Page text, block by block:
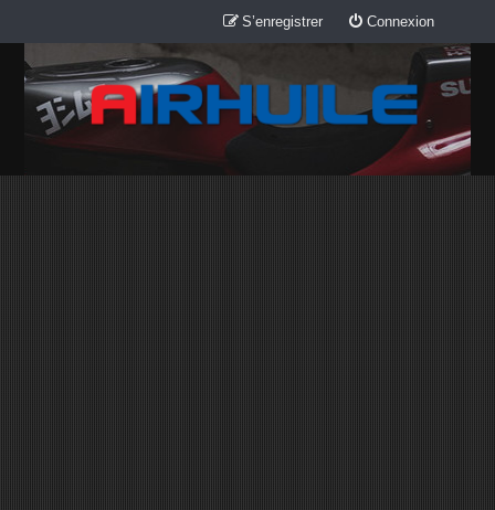
Connexion
S’enregistrer